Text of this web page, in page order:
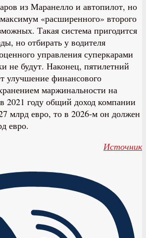
из Маранелло и автопилот, но
«расширенного» второго
Такая система пригодится
но отбирать у водителя
управления суперкарами
не будут. Наконец, пятилетний
улучшение финансового
маржинальности на
2021 году общий доход компании
млрд евро, то в 2026-м он должен
евро.
Источник